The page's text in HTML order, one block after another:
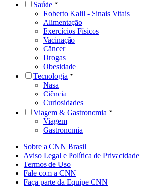
Saúde
Roberto Kalil - Sinais Vitais
Alimentação
Exercícios Físicos
Vacinação
Câncer
Drogas
Obesidade
Tecnologia
Nasa
Ciência
Curiosidades
Viagem & Gastronomia
Viagem
Gastronomia
Sobre a CNN Brasil
Aviso Legal e Política de Privacidade
Termos de Uso
Fale com a CNN
Faça parte da Equipe CNN